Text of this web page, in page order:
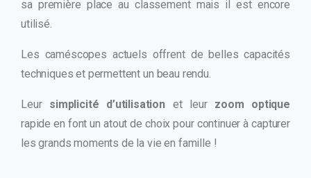
sa première place au classement mais il est encore
utilisé.
Les caméscopes actuels offrent de belles capacités
techniques et permettent un beau rendu.
Leur simplicité d’utilisation et leur zoom optique
rapide en font un atout de choix pour continuer à capturer
les grands moments de la vie en famille !